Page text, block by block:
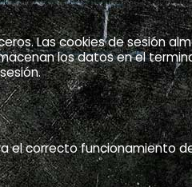
Las cookies de sesión
los datos en el
el correcto funcionamiento